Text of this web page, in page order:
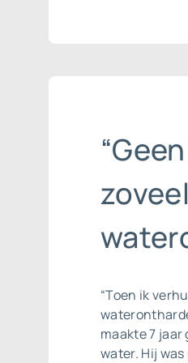
“Toen ik
maakte 7
water. Hij